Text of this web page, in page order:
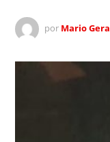
por Mario